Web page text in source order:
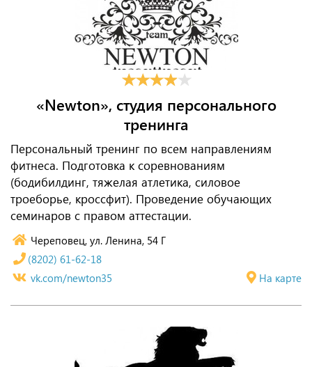
«Newton», студия персонального
тренинга
Персональный тренинг по всем направлениям
фитнеса. Подготовка к соревнованиям
(бодибилдинг, тяжелая атлетика, силовое
троеборье, кроссфит). Проведение обучающих
семинаров с правом аттестации.
Череповец, ул. Ленина, 54 Г
На карте
(8202) 61-62-18
vk.com/newton35